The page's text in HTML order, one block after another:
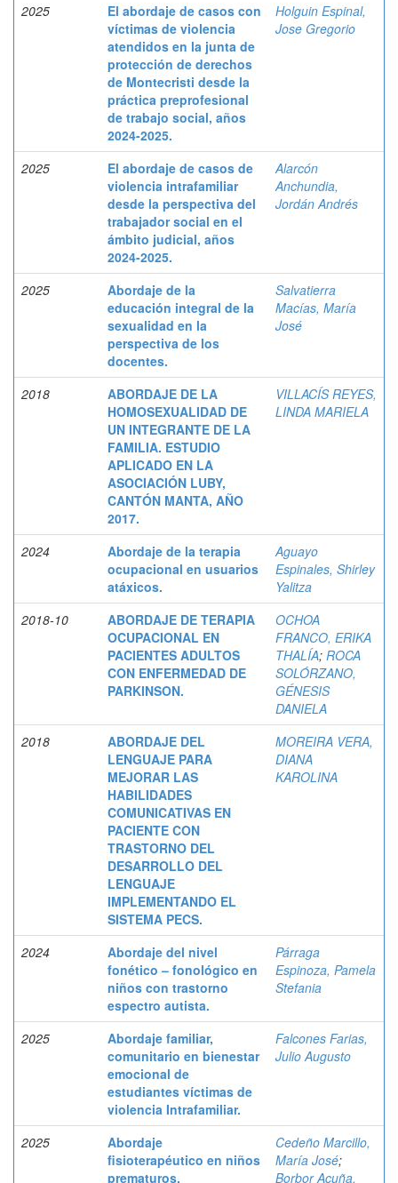
2025
El abordaje de casos con
víctimas de violencia
atendidos en la junta de
protección de derechos
de Montecristi desde la
práctica preprofesional
de trabajo social, años
2024-2025.
Holguin Espinal,
Jose Gregorio
2025
El abordaje de casos de
violencia intrafamiliar
desde la perspectiva del
trabajador social en el
ámbito judicial, años
2024-2025.
Alarcón
Anchundia,
Jordán Andrés
2025
Abordaje de la
educación integral de la
sexualidad en la
perspectiva de los
docentes.
Salvatierra
Macías, María
José
2018
ABORDAJE DE LA
HOMOSEXUALIDAD DE
UN INTEGRANTE DE LA
FAMILIA. ESTUDIO
APLICADO EN LA
ASOCIACIÓN LUBY,
CANTÓN MANTA, AÑO
2017.
VILLACÍS REYES,
LINDA MARIELA
2024
Abordaje de la terapia
ocupacional en usuarios
atáxicos.
Aguayo
Espinales, Shirley
Yalitza
2018-10
ABORDAJE DE TERAPIA
OCUPACIONAL EN
PACIENTES ADULTOS
CON ENFERMEDAD DE
PARKINSON.
OCHOA
FRANCO, ERIKA
THALÍA; ROCA
SOLÓRZANO,
GÉNESIS
DANIELA
2018
ABORDAJE DEL
LENGUAJE PARA
MEJORAR LAS
HABILIDADES
COMUNICATIVAS EN
PACIENTE CON
TRASTORNO DEL
DESARROLLO DEL
LENGUAJE
IMPLEMENTANDO EL
SISTEMA PECS.
MOREIRA VERA,
DIANA
KAROLINA
2024
Abordaje del nivel
fonético – fonológico en
niños con trastorno
espectro autista.
Párraga
Espinoza, Pamela
Stefania
2025
Abordaje familiar,
comunitario en bienestar
emocional de
estudiantes víctimas de
violencia Intrafamiliar.
Falcones Farias,
Julio Augusto
2025
Abordaje
fisioterapéutico en niños
prematuros.
Cedeño Marcillo,
María José;
Borbor Acuña,